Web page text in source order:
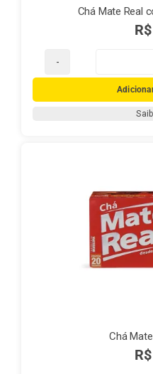
Chá Mate Real
R$
Chá
R$